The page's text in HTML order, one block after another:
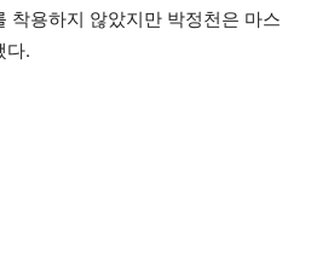
착용하지 않았지만 박정천은 마스
다.